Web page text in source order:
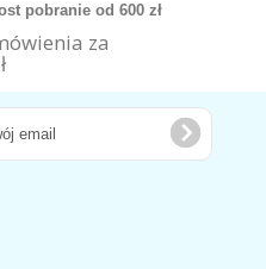
pobranie od 600 zł
za